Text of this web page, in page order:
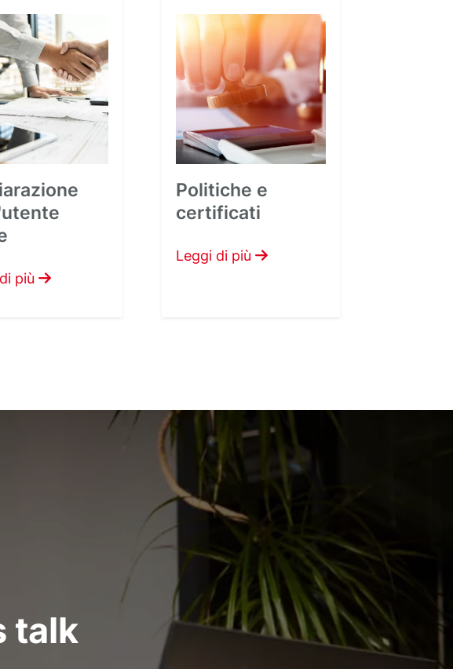
più
Politiche e
certificati
Leggi di più
talk